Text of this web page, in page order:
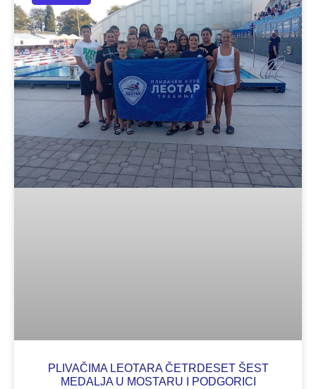
PLIVAČIMA LEOTARA ČETRDESET ŠEST
MEDALJA U MOSTARU I PODGORICI